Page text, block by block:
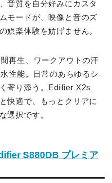
音質を自分好みにカスタ
モードが、映像と音のズ
娯楽体験を妨げません。
再生、ワークアウトの汗
性能。日常のあらゆるシ
寄り添う。Edifier X2s
快適で、もっとクリアに
選択です。
S880DB プレミア